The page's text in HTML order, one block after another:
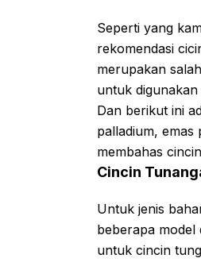
Seperti yang
rekomendasi
merupakan
untuk
Dan berikut ini
palladium, emas
membahas
Cincin
Untuk jenis
beberapa model
untuk cincin